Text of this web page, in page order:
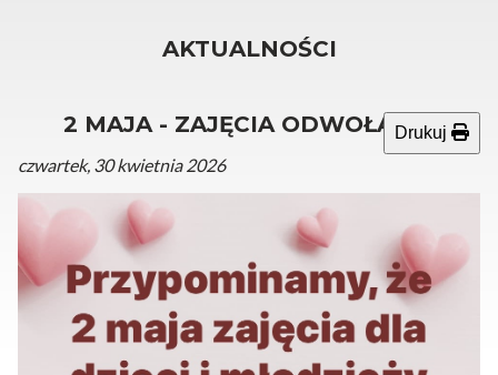
AKTUALNOŚCI
2 MAJA - ZAJĘCIA ODWOŁANE!
czwartek, 30 kwietnia 2026
Drukuj